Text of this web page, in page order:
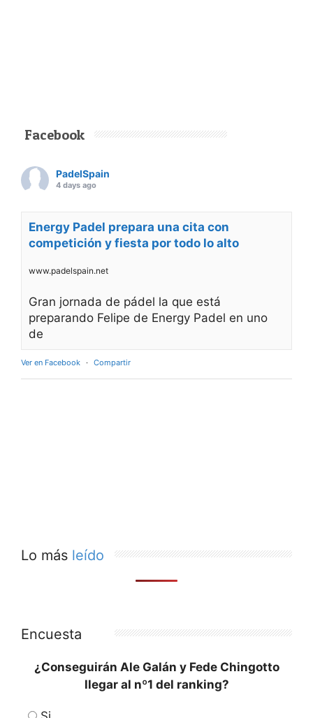
Facebook
PadelSpain
4 days ago
Energy Padel prepara una cita con
competición y fiesta por todo lo alto
www.padelspain.net
Gran jornada de pádel la que está
preparando Felipe de Energy Padel en uno
de
Ver en Facebook · Compartir
Lo más leído
Encuesta
¿Conseguirán Ale Galán y Fede Chingotto
llegar al nº1 del ranking?